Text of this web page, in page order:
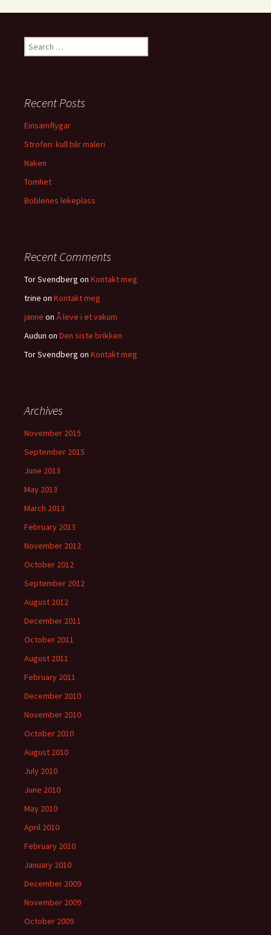
e
h
o
r
Recent Posts
Einsamflygar
Strofen: kull blir maleri
Naken
Tomhet
Boblenes lekeplass
Recent Comments
Tor Svendberg on Kontakt meg
trine on Kontakt meg
janne on Å leve i et vakum
Audun on Den siste brikken
Tor Svendberg on Kontakt meg
Archives
November 2015
September 2015
June 2013
May 2013
March 2013
February 2013
November 2012
October 2012
September 2012
August 2012
December 2011
October 2011
August 2011
February 2011
December 2010
November 2010
October 2010
August 2010
July 2010
June 2010
May 2010
April 2010
February 2010
January 2010
December 2009
November 2009
October 2009